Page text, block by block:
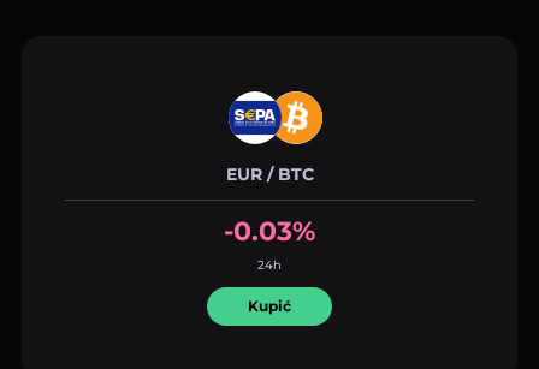
EUR / BTC
-0.03%
24h
Kupić